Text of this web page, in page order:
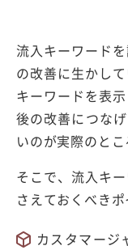
流入キーワード
の改善に生かし
キーワードを表
後の改善につな
いのが実際のとこ
そこで、流入キ
さえておくべき
カスタマージ